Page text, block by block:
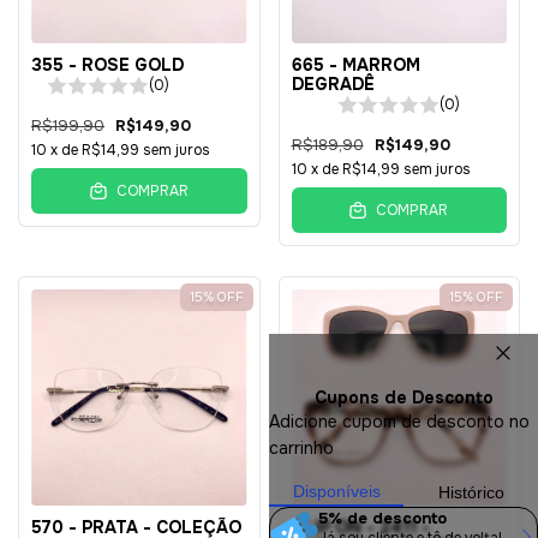
Cupons de Desconto
Adicione cupom de desconto no
carrinho
Disponíveis Histórico
5% de desconto
355 - ROSE GOLD
(0)
R$199,90 R$149,90
10 x deR$14,99 sem juros
COMPRAR
665 - MARROM
DEGRADÊ
(0)
R$189,90 R$149,90
10 x deR$14,99 sem juros
COMPRAR
15% OFF
570 - PRATA - COLEÇÃO
15% OFF
CLIP ON - 2411 -